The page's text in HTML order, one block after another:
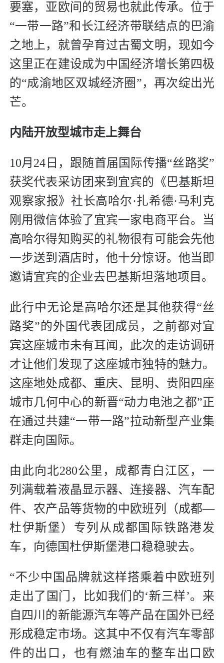
要塞，亚欧间的贸易也就此传承。位于
“一带一路”和长江经济带联结点的巴渝
之地上，就曾孕育过古蜀文明，现如今
这里正在建设成为中国经济增长第四极
的“成渝地区双城经济圈”，再次绽出光
芒。
内陆开放型城市走上舞台
10月24日，跟随首届国际传播“丝路奖”
获奖代表采访团来到宜宾的《巴基斯坦
观察家报》社长高哈尔·扎希德·马利克
刚用微信体验了宜宾一家电商平台。当
高哈尔得知购买的礼物很有可能会先他
一步送到酒店时，他十分惊讶。他当即
邀请宜宾的企业去巴基斯坦落地项目。
此行中无论是高哈尔还是其他获得“丝
路奖”的外国代表团成员，之前都对宜
宾这座城市未有耳闻，此次的走访调研
才让他们发现了这座城市独特的魅力。
这座地处成都、重庆、昆明、贵阳四座
城市几何中心的新晋“动力电池之都”正
在通过共建“一带一路”拉动新型产业集
群走向国际。
由此向北280公里，成都青白江区，一
列满载着液晶显示器、连接器、汽车配
件、农产品等货物的中欧班列（成都—
杜伊斯堡）专列从成都国际铁路港发
车，向德国杜伊斯堡港口稳稳驶去。
“不少中国品牌就这样搭乘着中欧班列
走出了国门，比如我们的‘新三样’。来
自四川的新能源汽车等产品在国外已经
形成稳定市场。这其中不仅有汽车零部
件的出口，也有燃油车的整车出口欧